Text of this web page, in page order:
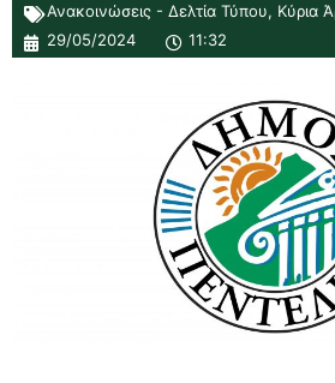
Ανακοινώσεις - Δελτία Τύπου, Κύρια
29/05/2024
11:32